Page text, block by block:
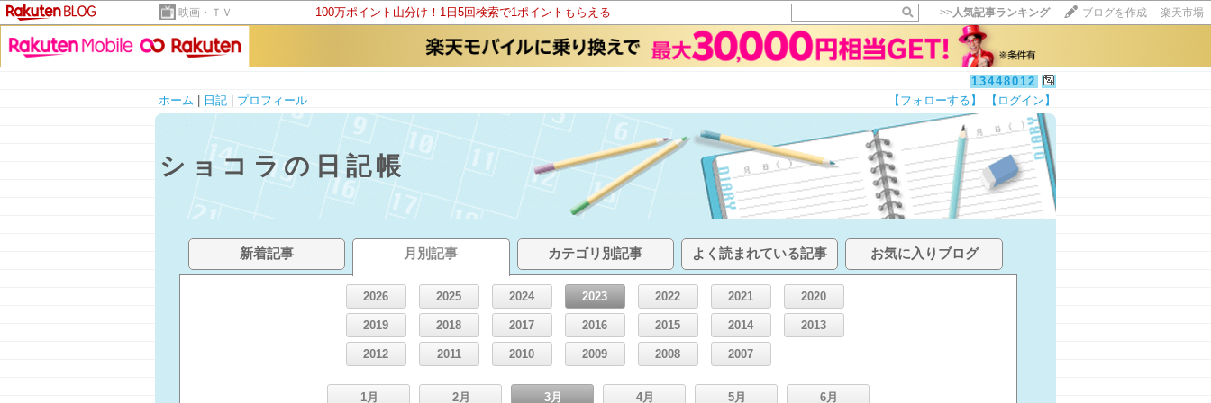
映画・ＴＶ 100万ポイント山分け！1日5回検索で1ポイントもらえる >>人気記事ランキング ブログを作成 楽天市場
13448012
ホーム
日記 プロフィール 【フォローする】 【ログイン】
ショコラの日記帳
新着記事 月別記事 カテゴリ別記事 よく読まれている記事 お気に入りブログ
2026 2025 2024 2023 2022 2021 2020
2019 2018 2017 2016 2015 2014 2013
2012 2011 2010 2009 2008 2007
1月 2月 3月 4月 5月 6月